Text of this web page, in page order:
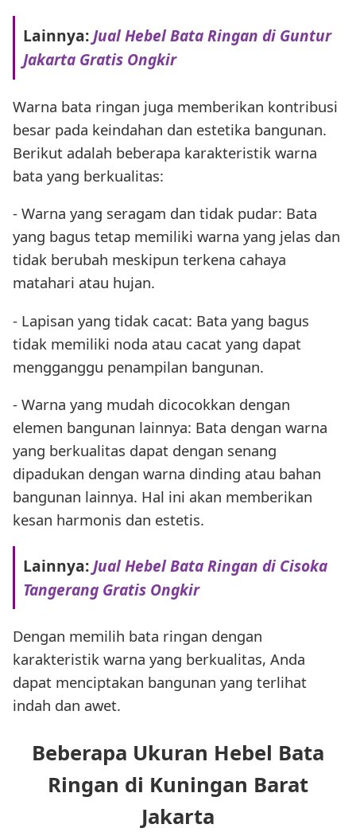
Lainnya:Jual Hebel Bata Ringan di Guntur
Jakarta Gratis Ongkir
Warna bata ringan juga memberikan kontribusi
besar pada keindahan dan estetika bangunan.
Berikut adalah beberapa karakteristik warna
bata yang berkualitas:
- Warna yang seragam dan tidak pudar: Bata
yang bagus tetap memiliki warna yang jelas dan
tidak berubah meskipun terkena cahaya
matahari atau hujan.
- Lapisan yang tidak cacat: Bata yang bagus
tidak memiliki noda atau cacat yang dapat
mengganggu penampilan bangunan.
- Warna yang mudah dicocokkan dengan
elemen bangunan lainnya: Bata dengan warna
yang berkualitas dapat dengan senang
dipadukan dengan warna dinding atau bahan
bangunan lainnya. Hal ini akan memberikan
kesan harmonis dan estetis.
Lainnya:Jual Hebel Bata Ringan di Cisoka
Tangerang Gratis Ongkir
Dengan memilih bata ringan dengan
karakteristik warna yang berkualitas, Anda
dapat menciptakan bangunan yang terlihat
indah dan awet.
Beberapa Ukuran Hebel Bata
Ringan di Kuningan Barat
Jakarta